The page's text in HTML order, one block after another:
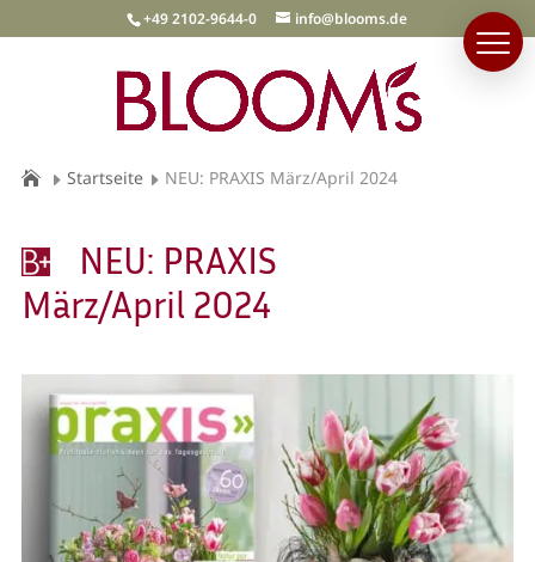
+49 2102-9644-0 info@blooms.de
Startseite NEU: PRAXIS März/April 2024
NEU: PRAXIS
März/April 2024